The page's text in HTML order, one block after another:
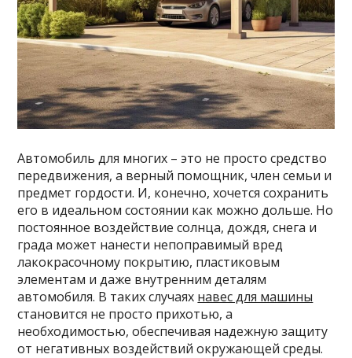
Автомобиль для многих – это не просто средство
передвижения, а верный помощник, член семьи и
предмет гордости. И, конечно, хочется сохранить
его в идеальном состоянии как можно дольше. Но
постоянное воздействие солнца, дождя, снега и
града может нанести непоправимый вред
лакокрасочному покрытию, пластиковым
элементам и даже внутренним деталям
автомобиля. В таких случаях навес для машины
становится не просто прихотью, а
необходимостью, обеспечивая надежную защиту
от негативных воздействий окружающей среды.